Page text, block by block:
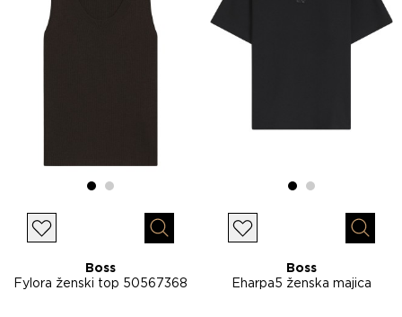
Lista želja Brzi pregled
Boss
Fylora ženski top 50567368
Lista želja Brzi
Boss
Eharpa5 ženska majica